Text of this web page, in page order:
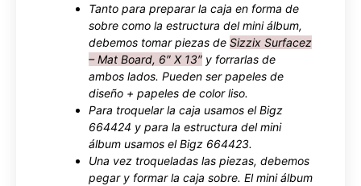
Tanto para preparar la caja en forma de
sobre como la estructura del mini álbum,
debemos tomar piezas de Sizzix Surfacez
– Mat Board, 6″ X 13″ y forrarlas de
ambos lados. Pueden ser papeles de
diseño + papeles de color liso.
Para troquelar la caja usamos el Bigz
664424 y para la estructura del mini
álbum usamos el Bigz 664423.
Una vez troqueladas las piezas, debemos
pegar y formar la caja sobre. El mini álbum